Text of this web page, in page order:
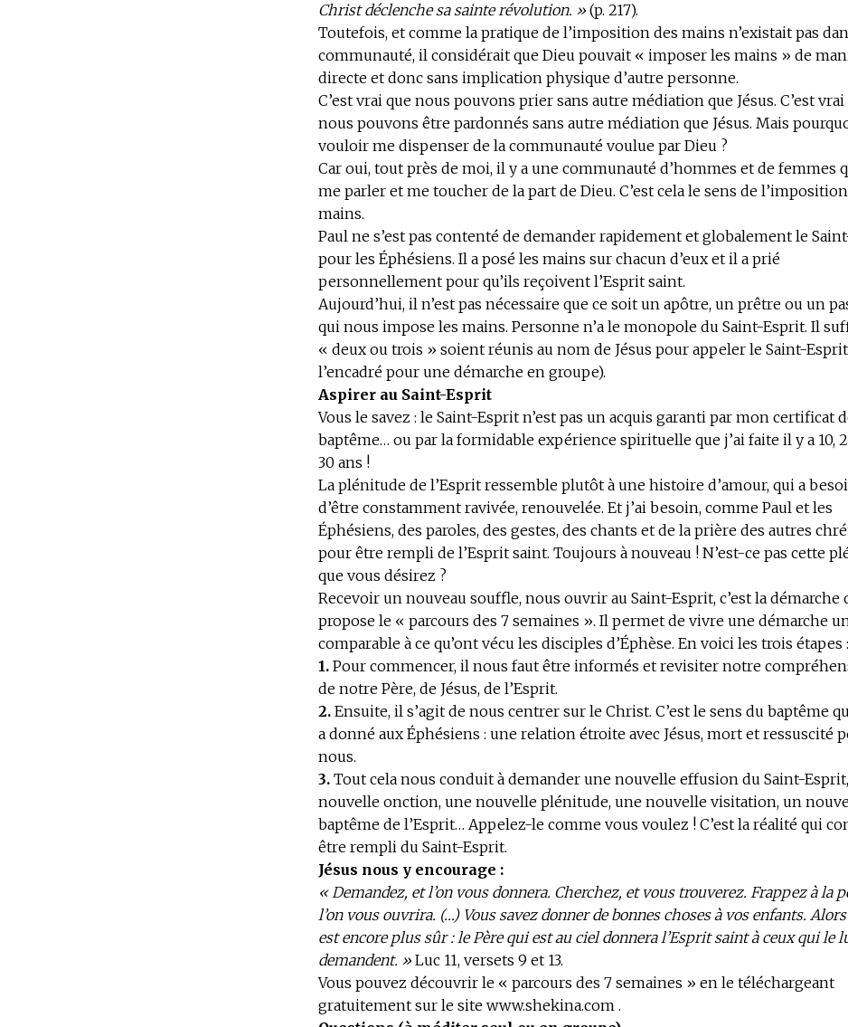
Christ déclenche sa sainte révolution. » (p. 217).
Toutefois, et comme la pratique de l’imposition des mains n’existait pas
communauté, il considérait que Dieu pouvait « imposer les mains » de
directe et donc sans implication physique d’autre personne.
C’est vrai que nous pouvons prier sans autre médiation que Jésus. C’est vrai
nous pouvons être pardonnés sans autre médiation que Jésus. Mais
vouloir me dispenser de la communauté voulue par Dieu ?
Car oui, tout près de moi, il y a une communauté d’hommes et de femmes
me parler et me toucher de la part de Dieu. C’est cela le sens de
mains.
Paul ne s’est pas contenté de demander rapidement et globalement le
pour les Éphésiens. Il a posé les mains sur chacun d’eux et il a prié
personnellement pour qu’ils reçoivent l’Esprit saint.
Aujourd’hui, il n’est pas nécessaire que ce soit un apôtre, un prêtre ou un
qui nous impose les mains. Personne n’a le monopole du Saint-Esprit. Il
« deux ou trois » soient réunis au nom de Jésus pour appeler le Saint-
l’encadré pour une démarche en groupe).
Aspirer au Saint-Esprit
Vous le savez : le Saint-Esprit n’est pas un acquis garanti par mon certificat
baptême… ou par la formidable expérience spirituelle que j’ai faite il y a 10,
30 ans !
La plénitude de l’Esprit ressemble plutôt à une histoire d’amour, qui a
d’être constamment ravivée, renouvelée. Et j’ai besoin, comme Paul et les
Éphésiens, des paroles, des gestes, des chants et de la prière des autres
pour être rempli de l’Esprit saint. Toujours à nouveau ! N’est-ce pas cette
que vous désirez ?
Recevoir un nouveau souffle, nous ouvrir au Saint-Esprit, c’est la démarche
propose le « parcours des 7 semaines ». Il permet de vivre une démarche
comparable à ce qu’ont vécu les disciples d’Éphèse. En voici les trois étapes :
1. Pour commencer, il nous faut être informés et revisiter notre
de notre Père, de Jésus, de l’Esprit.
2. Ensuite, il s’agit de nous centrer sur le Christ. C’est le sens du baptême
a donné aux Éphésiens : une relation étroite avec Jésus, mort et ressuscité
nous.
3. Tout cela nous conduit à demander une nouvelle effusion du Saint-
nouvelle onction, une nouvelle plénitude, une nouvelle visitation, un
baptême de l’Esprit… Appelez-le comme vous voulez ! C’est la réalité qui
être rempli du Saint-Esprit.
Jésus nous y encourage :
« Demandez, et l’on vous donnera. Cherchez, et vous trouverez. Frappez à la
l’on vous ouvrira. (…) Vous savez donner de bonnes choses à vos enfants.
est encore plus sûr : le Père qui est au ciel donnera l’Esprit saint à ceux qui le
demandent. » Luc 11, versets 9 et 13.
Vous pouvez découvrir le « parcours des 7 semaines » en le téléchargeant
gratuitement sur le site www.shekina.com .